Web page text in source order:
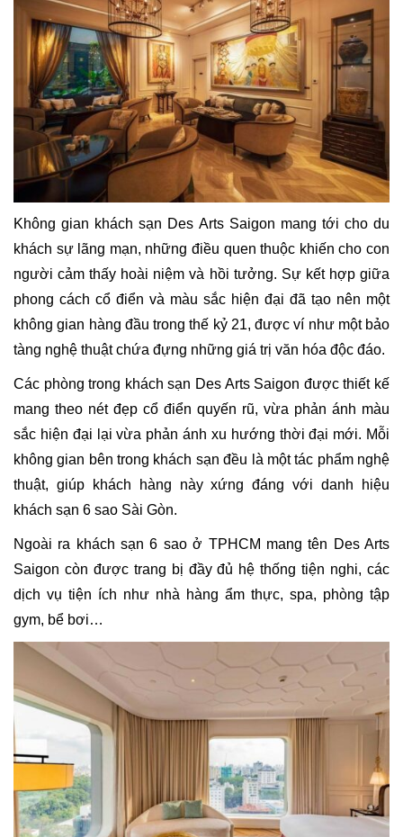
Không gian khách sạn Des Arts Saigon mang tới cho du
khách sự lãng mạn, những điều quen thuộc khiến cho con
người cảm thấy hoài niệm và hồi tưởng. Sự kết hợp giữa
phong cách cổ điển và màu sắc hiện đại đã tạo nên một
không gian hàng đầu trong thế kỷ 21, được ví như một bảo
tàng nghệ thuật chứa đựng những giá trị văn hóa độc đáo.
Các phòng trong khách sạn Des Arts Saigon được thiết kế
mang theo nét đẹp cổ điển quyến rũ, vừa phản ánh màu
sắc hiện đại lại vừa phản ánh xu hướng thời đại mới. Mỗi
không gian bên trong khách sạn đều là một tác phẩm nghệ
thuật, giúp khách hàng này xứng đáng với danh hiệu
khách sạn 6 sao Sài Gòn.
Ngoài ra khách sạn 6 sao ở TPHCM mang tên Des Arts
Saigon còn được trang bị đầy đủ hệ thống tiện nghi, các
dịch vụ tiện ích như nhà hàng ẩm thực, spa, phòng tập
gym, bể bơi…